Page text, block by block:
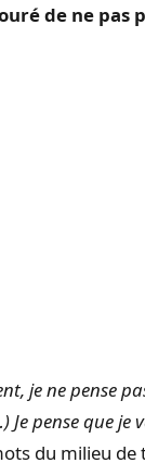
de ne pas
je ne pense
pense que je
du milieu de